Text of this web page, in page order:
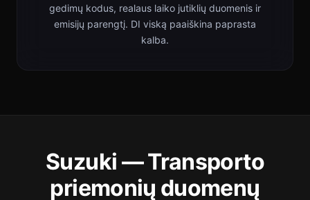
gedimų kodus, realaus laiko jutiklių duomenis ir
emisijų parengtį. DI viską paaiškina paprasta
kalba.
Suzuki — Transporto
priemonių duomenų